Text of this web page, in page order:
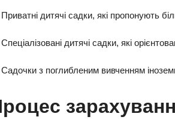
Приватні дитячі садки, які пропонують
Спеціалізовані дитячі садки, які
Садочки з поглибленим вивченням